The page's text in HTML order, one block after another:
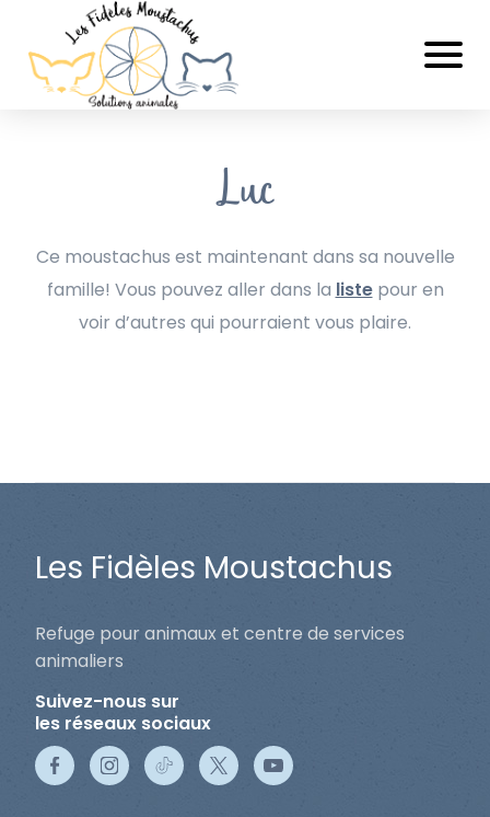
Luc
Ce moustachus est maintenant dans sa nouvelle
famille! Vous pouvez aller dans la listepour en
voir d’autres qui pourraient vous plaire.
Les Fidèles Moustachus
Refuge pour animaux et centre de services
animaliers
Suivez-nous sur
les réseaux sociaux